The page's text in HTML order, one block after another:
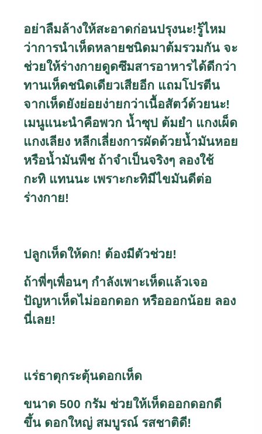
อย่าลืมล้างให้สะอาดก่อนปรุงนะ!รู้ไหม
ว่าการนำเห็ดหลายชนิดมาต้มรวมกัน จะ
ช่วยให้ร่างกายดูดซึมสารอาหารได้ดีกว่า
ทานเห็ดชนิดเดียวเสียอีก แถมโปรตีน
จากเห็ดยังย่อยง่ายกว่าเนื้อสัตว์ด้วยนะ!
เมนูแนะนำคือพวก น้ำซุป ต้มยำ แกงเผ็ด
แกงเลียง หลีกเลี่ยงการผัดด้วยน้ำมันหอย
หรือน้ำมันพืช ถ้าจำเป็นจริงๆ ลองใช้
กะทิ แทนนะ เพราะกะทิมีไขมันดีต่อ
ร่างกาย!
ปลูกเห็ดให้ดก! ต้องมีตัวช่วย!
ถ้าพี่ๆเพื่อนๆ กำลังเพาะเห็ดแล้วเจอ
ปัญหาเห็ดไม่ออกดอก หรือออกน้อย ลอง
นี่เลย!
แร่ธาตุกระตุ้นดอกเห็ด
ขนาด 500 กรัม ช่วยให้เห็ดออกดอกดี
ขึ้น ดอกใหญ่ สมบูรณ์ รสชาติดี!